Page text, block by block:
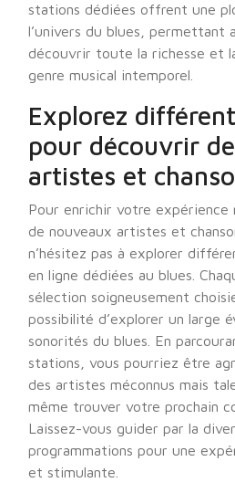
stations dédiées offrent une
l’univers du blues, permettant
découvrir toute la richesse et
genre musical intemporel.
Explorez
pour découvrir
artistes et
Pour enrichir votre expérience
de nouveaux artistes et
n’hésitez pas à explorer
en ligne dédiées au blues.
sélection soigneusement
possibilité d’explorer un large
sonorités du blues. En
stations, vous pourriez être
des artistes méconnus mais
même trouver votre prochain
Laissez-vous guider par la
programmations pour une
et stimulante.